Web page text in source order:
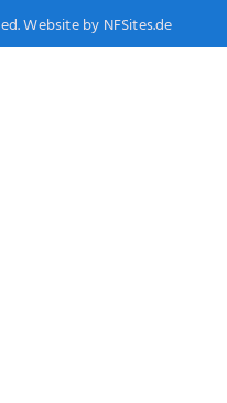
Website by NFSites.de